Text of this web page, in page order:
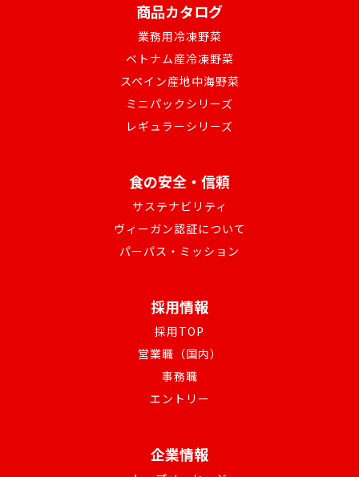
商品カタログ
業務用冷凍野菜
ベトナム産冷凍野菜
スペイン産地中海野菜
ミニパックシリーズ
レギュラーシリーズ
食の安全・信頼
サステナビリティ
ヴィーガン認証について
パーパス・ミッション
採用情報
採用TOP
営業職（国内）
事務職
エントリー
企業情報